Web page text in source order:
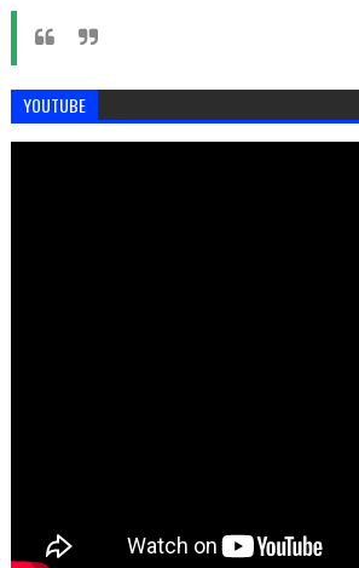
YOUTUBE